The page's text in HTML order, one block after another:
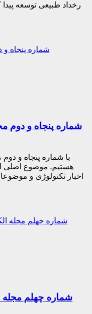
رخداد طبیعی توسعه پیدا
شماره پنجاه و دوم
با شماره پنجاه و
هستیم. موضوع اصلی
اخبار تکنولوژی و
شماره چهلم